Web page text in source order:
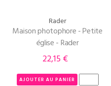
Rader
Maison photophore - Petite
église - Rader
Prix
22,15 €
AJOUTER AU PANIER